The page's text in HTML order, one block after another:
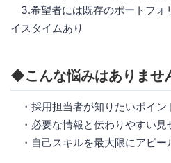
3.希望者には既存のポートフォ
イスタイムあり
◆こんな悩みはありませ
・採用担当者が知りたいポイン
・必要な情報と伝わりやすい見
・自己スキルを最大限にアピー